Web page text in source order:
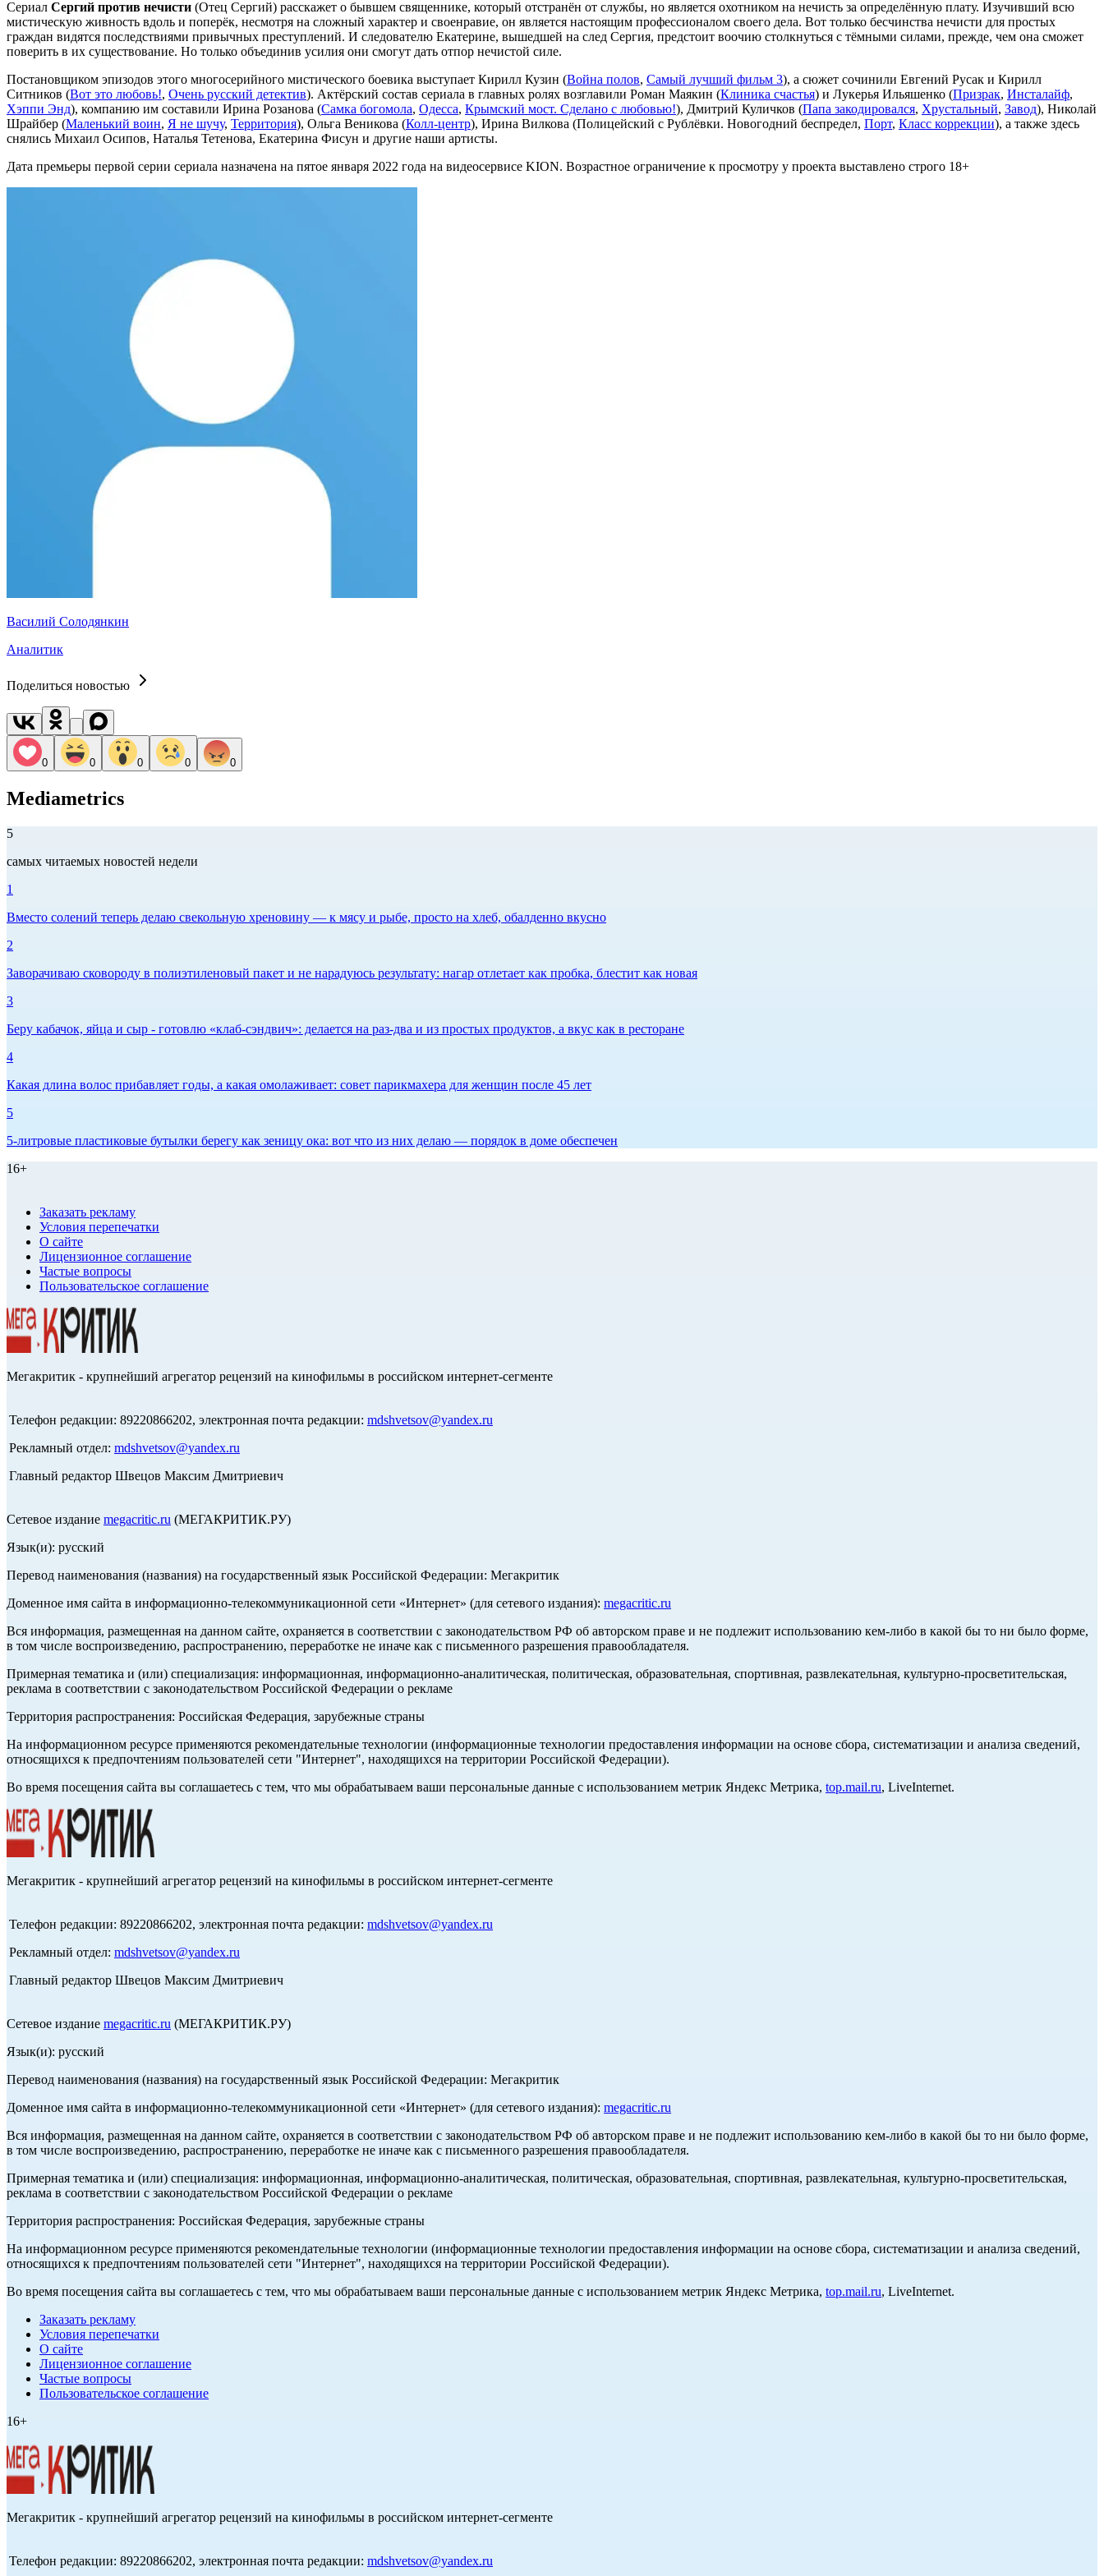
Сериал Сергий против нечисти (Отец Сергий) расскажет о бывшем священнике, который отстранён от службы, но является охотником на нечисть за определённую плату. Изучивший всю
мистическую живность вдоль и поперёк, несмотря на сложный характер и своенравие, он является настоящим профессионалом своего дела. Вот только бесчинства нечисти для простых
граждан видятся последствиями привычных преступлений. И следователю Екатерине, вышедшей на след Сергия, предстоит воочию столкнуться с тёмными силами, прежде, чем она сможет
поверить в их существование. Но только объединив усилия они смогут дать отпор нечистой силе.
Постановщиком эпизодов этого многосерийного мистического боевика выступает Кирилл Кузин (Война полов, Самый лучший фильм 3), а сюжет сочинили Евгений Русак и Кирилл
Ситников (Вот это любовь!, Очень русский детектив). Актёрский состав сериала в главных ролях возглавили Роман Маякин (Клиника счастья) и Лукерья Ильяшенко (Призрак, Инсталайф,
Хэппи Энд), компанию им составили Ирина Розанова (Самка богомола, Одесса, Крымский мост. Сделано с любовью!), Дмитрий Куличков (Папа закодировался, Хрустальный, Завод), Николай
Шрайбер (Маленький воин, Я не шучу, Территория), Ольга Веникова (Колл-центр), Ирина Вилкова (Полицейский с Рублёвки. Новогодний беспредел, Порт, Класс коррекции), а также здесь
снялись Михаил Осипов, Наталья Тетенова, Екатерина Фисун и другие наши артисты.
Дата премьеры первой серии сериала назначена на пятое января 2022 года на видеосервисе KION. Возрастное ограничение к просмотру у проекта выставлено строго 18+
Василий Солодянкин
Аналитик
Поделиться новостью
0 0 0 0 0
Mediametrics
5
самых читаемых новостей недели
1
Вместо солений теперь делаю свекольную хреновину — к мясу и рыбе, просто на хлеб, обалденно вкусно
2
Заворачиваю сковороду в полиэтиленовый пакет и не нарадуюсь результату: нагар отлетает как пробка, блестит как новая
3
Беру кабачок, яйца и сыр - готовлю «клаб-сэндвич»: делается на раз-два и из простых продуктов, а вкус как в ресторане
4
Какая длина волос прибавляет годы, а какая омолаживает: совет парикмахера для женщин после 45 лет
5
5-литровые пластиковые бутылки берегу как зеницу ока: вот что из них делаю — порядок в доме обеспечен
16+
Заказать рекламу
Условия перепечатки
О сайте
Лицензионное соглашение
Частые вопросы
Пользовательское соглашение
Мегакритик - крупнейший агрегатор рецензий на кинофильмы в российском интернет-сегменте
Телефон редакции: 89220866202, электронная почта редакции: mdshvetsov@yandex.ru
Рекламный отдел: mdshvetsov@yandex.ru
Главный редактор Швецов Максим Дмитриевич
Сетевое издание megacritic.ru (МЕГАКРИТИК.РУ)
Язык(и): русский
Перевод наименования (названия) на государственный язык Российской Федерации: Мегакритик
Доменное имя сайта в информационно-телекоммуникационной сети «Интернет» (для сетевого издания): megacritic.ru
Вся информация, размещенная на данном сайте, охраняется в соответствии с законодательством РФ об авторском праве и не подлежит использованию кем-либо в какой бы то ни было форме,
в том числе воспроизведению, распространению, переработке не иначе как с письменного разрешения правообладателя.
Примерная тематика и (или) специализация: информационная, информационно-аналитическая, политическая, образовательная, спортивная, развлекательная, культурно-просветительская,
реклама в соответствии с законодательством Российской Федерации о рекламе
Территория распространения: Российская Федерация, зарубежные страны
На информационном ресурсе применяются рекомендательные технологии (информационные технологии предоставления информации на основе сбора, систематизации и анализа сведений,
относящихся к предпочтениям пользователей сети "Интернет", находящихся на территории Российской Федерации).
Во время посещения сайта вы соглашаетесь с тем, что мы обрабатываем ваши персональные данные с использованием метрик Яндекс Метрика, top.mail.ru, LiveInternet.
Мегакритик - крупнейший агрегатор рецензий на кинофильмы в российском интернет-сегменте
Телефон редакции: 89220866202, электронная почта редакции: mdshvetsov@yandex.ru
Рекламный отдел: mdshvetsov@yandex.ru
Главный редактор Швецов Максим Дмитриевич
Сетевое издание megacritic.ru (МЕГАКРИТИК.РУ)
Язык(и): русский
Перевод наименования (названия) на государственный язык Российской Федерации: Мегакритик
Доменное имя сайта в информационно-телекоммуникационной сети «Интернет» (для сетевого издания): megacritic.ru
Вся информация, размещенная на данном сайте, охраняется в соответствии с законодательством РФ об авторском праве и не подлежит использованию кем-либо в какой бы то ни было форме,
в том числе воспроизведению, распространению, переработке не иначе как с письменного разрешения правообладателя.
Примерная тематика и (или) специализация: информационная, информационно-аналитическая, политическая, образовательная, спортивная, развлекательная, культурно-просветительская,
реклама в соответствии с законодательством Российской Федерации о рекламе
Территория распространения: Российская Федерация, зарубежные страны
На информационном ресурсе применяются рекомендательные технологии (информационные технологии предоставления информации на основе сбора, систематизации и анализа сведений,
относящихся к предпочтениям пользователей сети "Интернет", находящихся на территории Российской Федерации).
Во время посещения сайта вы соглашаетесь с тем, что мы обрабатываем ваши персональные данные с использованием метрик Яндекс Метрика, top.mail.ru, LiveInternet.
Заказать рекламу
Условия перепечатки
О сайте
Лицензионное соглашение
Частые вопросы
Пользовательское соглашение
16+
Мегакритик - крупнейший агрегатор рецензий на кинофильмы в российском интернет-сегменте
Телефон редакции: 89220866202, электронная почта редакции: mdshvetsov@yandex.ru